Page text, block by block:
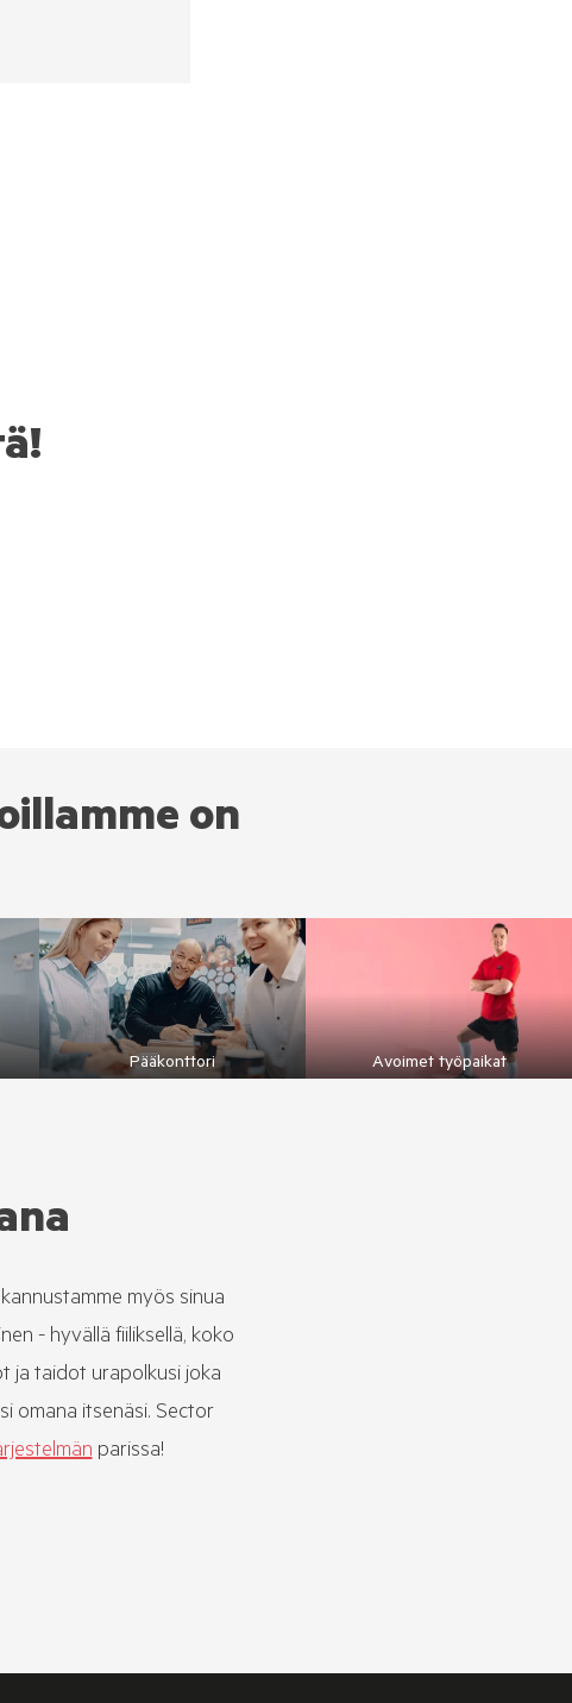
on
Pääkonttori Avoimet työpaikat
myös sinua
- hyvällä fiiliksellä, koko
ja taidot urapolkusi joka
omana itsenäsi. Sector
parissa!